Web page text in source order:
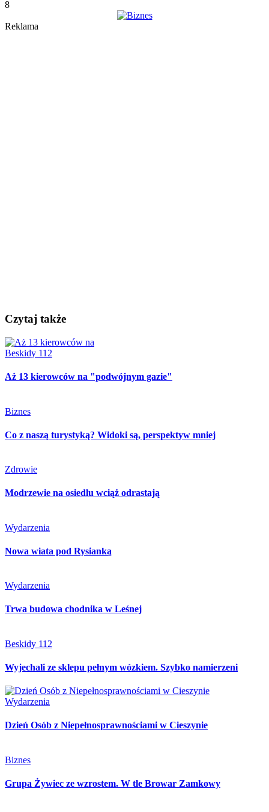
8
Reklama
Czytaj także
Beskidy 112
Aż 13 kierowców na "podwójnym gazie"
Biznes
Co z naszą turystyką? Widoki są, perspektyw mniej
Zdrowie
Modrzewie na osiedlu wciąż odrastają
Wydarzenia
Nowa wiata pod Rysianką
Wydarzenia
Trwa budowa chodnika w Leśnej
Beskidy 112
Wyjechali ze sklepu pełnym wózkiem. Szybko namierzeni
Wydarzenia
Dzień Osób z Niepełnosprawnościami w Cieszynie
Biznes
Grupa Żywiec ze wzrostem. W tle Browar Zamkowy